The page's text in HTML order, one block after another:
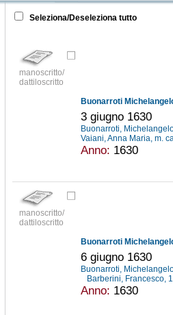
Seleziona/Deseleziona tutto
manoscritto/
dattiloscritto
Buonarroti
3 giugno 1630
Buonarroti,
Vaiani, Anna Maria, m.
Anno: 1630
manoscritto/
dattiloscritto
Buonarroti
6 giugno 1630
Buonarroti,
Barberini, Francesco,
Anno: 1630